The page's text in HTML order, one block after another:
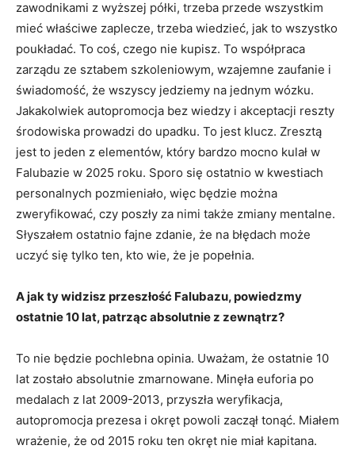
zawodnikami z wyższej półki, trzeba przede wszystkim
mieć właściwe zaplecze, trzeba wiedzieć, jak to wszystko
poukładać. To coś, czego nie kupisz. To współpraca
zarządu ze sztabem szkoleniowym, wzajemne zaufanie i
świadomość, że wszyscy jedziemy na jednym wózku.
Jakakolwiek autopromocja bez wiedzy i akceptacji reszty
środowiska prowadzi do upadku. To jest klucz. Zresztą
jest to jeden z elementów, który bardzo mocno kulał w
Falubazie w 2025 roku. Sporo się ostatnio w kwestiach
personalnych pozmieniało, więc będzie można
zweryfikować, czy poszły za nimi także zmiany mentalne.
Słyszałem ostatnio fajne zdanie, że na błędach może
uczyć się tylko ten, kto wie, że je popełnia.
A jak ty widzisz przeszłość Falubazu, powiedzmy
ostatnie 10 lat, patrząc absolutnie z zewnątrz?
To nie będzie pochlebna opinia. Uważam, że ostatnie 10
lat zostało absolutnie zmarnowane. Minęła euforia po
medalach z lat 2009-2013, przyszła weryfikacja,
autopromocja prezesa i okręt powoli zaczął tonąć. Miałem
wrażenie, że od 2015 roku ten okręt nie miał kapitana.